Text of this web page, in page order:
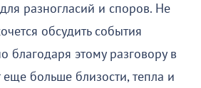
разногласий и споров. Не
обсудить события
благодаря этому разговору в
еще больше близости, тепла и